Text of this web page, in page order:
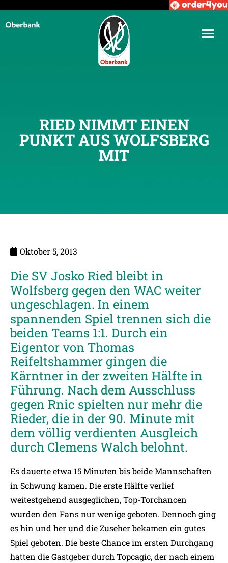
RIED NIMMT EINEN
PUNKT AUS WOLFSBERG
MIT
Oktober 5, 2013
Die SV Josko Ried bleibt in
Wolfsberg gegen den WAC weiter
ungeschlagen. In einem
spannenden Spiel trennen sich die
beiden Teams 1:1. Durch ein
Eigentor von Thomas
Reifeltshammer gingen die
Kärntner in der zweiten Hälfte in
Führung. Nach dem Ausschluss
gegen Rnic spielten nur mehr die
Rieder, die in der 90. Minute mit
dem völlig verdienten Ausgleich
durch Clemens Walch belohnt.
Es dauerte etwa 15 Minuten bis beide Mannschaften
in Schwung kamen. Die erste Hälfte verlief
weitestgehend ausgeglichen, Top-Torchancen
wurden den Fans nur wenige geboten. Dennoch ging
es hin und her und die Zuseher bekamen ein gutes
Spiel geboten. Die beste Chance im ersten Durchgang
hatten die Gastgeber durch Topcagic, der nach einem